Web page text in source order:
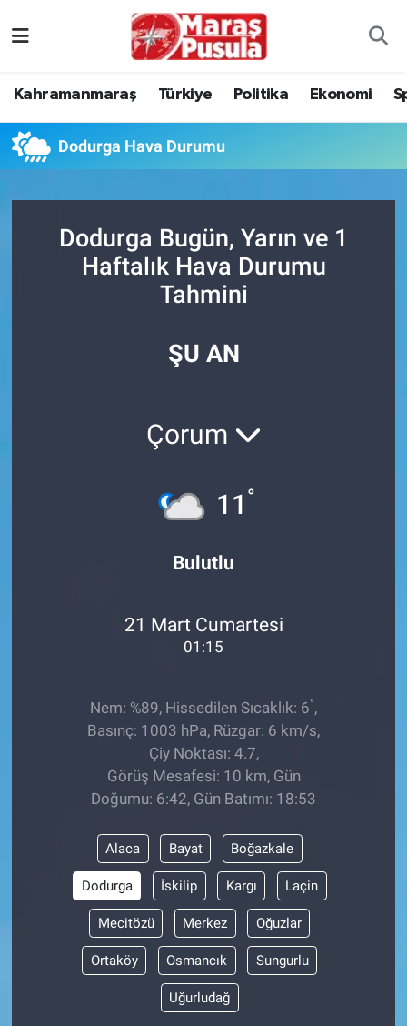
Kahramanmaraş Türkiye Politika Ekonomi
Dodurga Hava Durumu
Dodurga Bugün, Yarın ve 1
Haftalık Hava Durumu
Tahmini
ŞU AN
Çorum
11 °
Bulutlu
21 Mart Cumartesi
01:15
Nem: %89, Hissedilen Sıcaklık: 6°,
Basınç: 1003 hPa, Rüzgar: 6 km/s,
Çiy Noktası: 4.7,
Görüş Mesafesi: 10 km, Gün
Doğumu: 6:42, Gün Batımı: 18:53
Alaca Bayat Boğazkale
Dodurga İskilip Kargı Laçin
Mecitözü Merkez Oğuzlar
Ortaköy Osmancık Sungurlu
Uğurludağ
Ekonomi
Bilim, Teknoloji
ÇEVRE
HABERDE İNSAN
BİLİM VE TEKNOLOJİ
Güvenlik
Bölge
Süper Lig Puan Durumu ve Fikstür
Son Dakika Haberleri